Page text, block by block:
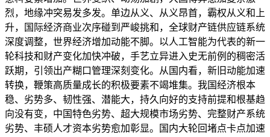
烈，地缘冲突易发多发。单边从义、从义昂首，霸权从义和上
升，国际经济商业次序碰到严峻挑和，全球财产链供应链系统
深度调整，世界经济增加动能不脚。以人工智能为代表的新一
轮科技和财产变化加快冲破，手艺立异进入史无前例的稠密活
跃期，引领出产糊口管理深刻变化。从国内看，新旧动能加速
转换，鞭策高质量成长的积极要素不竭堆集。我国经济根本
稳、劣势多、韧性强、潜能大，持久向好的支持前提和根基趋
向没有变，中国特色劣势、超大规模市场劣势、完整财产系统
劣势、丰硕人才资本劣势愈加彰显。国内大轮回堵点卡点加速